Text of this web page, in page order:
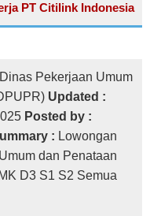
PT Citilink Indonesia
Pekerjaan Umum
Updated :
Posted by :
: Lowongan
dan Penataan
D3 S1 S2 Semua